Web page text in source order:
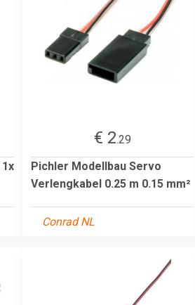
€ 2.29
Pichler Modellbau Servo
Verlengkabel 0.25 m 0.15 mm²
Conrad NL